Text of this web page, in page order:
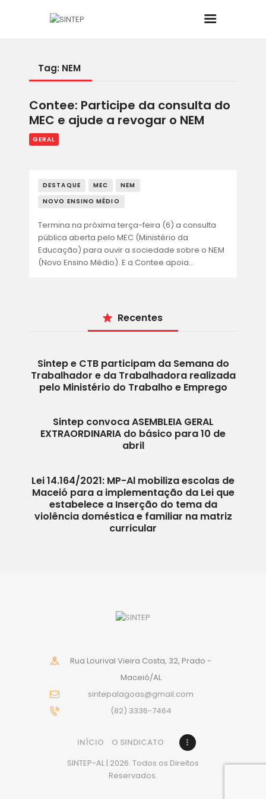
O SINDICATO
NOTÍCIAS
CONVÊNIOS
ACORDOS E CONVENÇÕES
Tag: NEM
Contee: Participe da consulta do
MEC e ajude a revogar o NEM
GERAL
DESTAQUE MEC
NEM
NOVO ENSINO MÉDIO
Termina na próxima terça-feira (6) a consulta
pública aberta pelo MEC (Ministério da
Educação) para ouvir a sociedade sobre o NEM
(Novo Ensino Médio). E a Contee apoia…
Recentes
Sintep e CTB participam da Semana do
Trabalhador e da Trabalhadora realizada
pelo Ministério do Trabalho e Emprego
Sintep convoca ASEMBLEIA GERAL
EXTRAORDINARIA do básico para 10 de
abril
Lei 14.164/2021: MP-Al mobiliza escolas de
Maceió para a implementação da Lei que
estabelece a Inserção do tema da
violência doméstica e familiar na matriz
curricular
Rua Lourival Vieira Costa, 32, Prado -
Maceió/AL
sintepalagoas@gmail.com
(82) 3336-7464
INÍCIO
O SINDICATO
SINTEP-AL | 2026. Todos os Direitos
Reservados.